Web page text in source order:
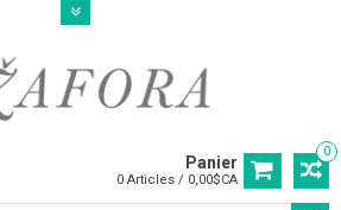
0
Panier
0 Articles / 0,00$CA